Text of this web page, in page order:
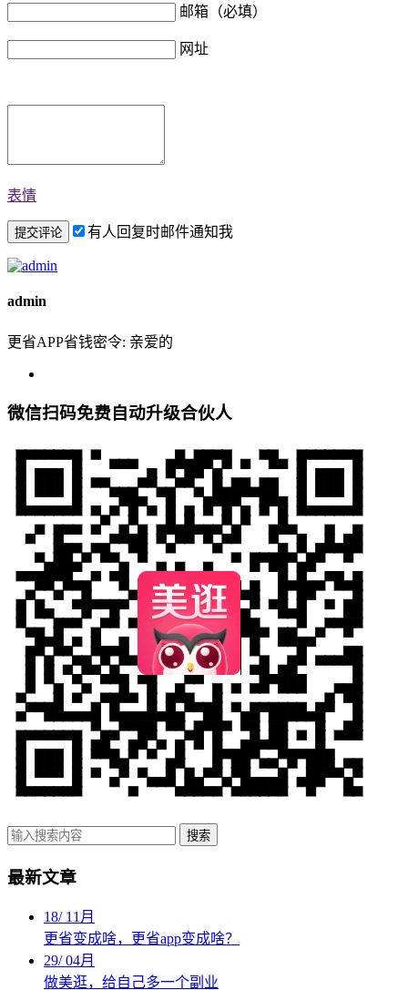
邮箱（必填）
网址
表情
有人回复时邮件通知我
admin
更省APP省钱密令: 亲爱的
微信扫码免费自动升级合伙人
搜索
最新文章
18/ 11月
更省变成啥，更省app变成啥？
29/04月
做美逛，给自己多一个副业